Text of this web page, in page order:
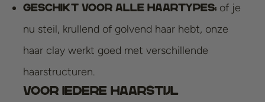
Geschikt voor alle haartypes: of je
nu steil, krullend of golvend haar hebt, onze
haar clay werkt goed met verschillende
haarstructuren.
Voor iedere haarstijl